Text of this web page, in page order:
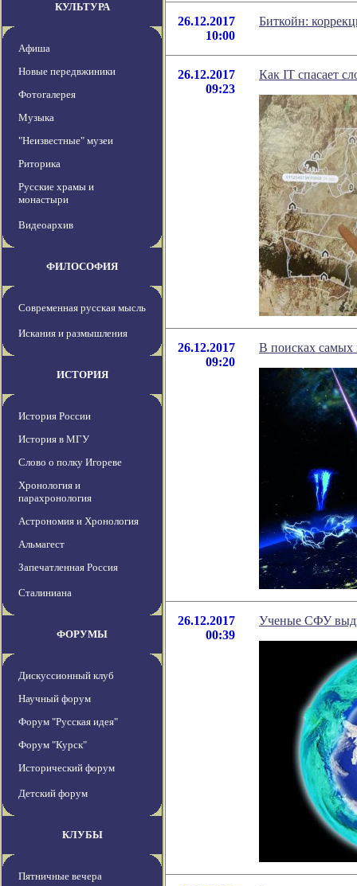
КУЛЬТУРА
Афиша
Новые передвжиники
Фотогалерея
Музыка
"Неизвестные" музеи
Риторика
Русские храмы и
монастыри
Видеоархив
ФИЛОСОФИЯ
Современная русская мысль
Искания и размышления
ИСТОРИЯ
История России
История в МГУ
Слово о полку Игореве
Хронология и
парахронология
Астрономия и Хронология
Альмагест
Запечатленная Россия
Сталиниана
ФОРУМЫ
Дискуссионный клуб
Научный форум
Форум "Русская идея"
Форум "Курск"
Исторический форум
Детский форум
КЛУБЫ
Пятничные вечера
26.12.2017
10:00
Биткойн:
26.12.2017
09:23
Как IT спасает
26.12.2017
09:20
В поисках самых
26.12.2017
00:39
Ученые СФУ